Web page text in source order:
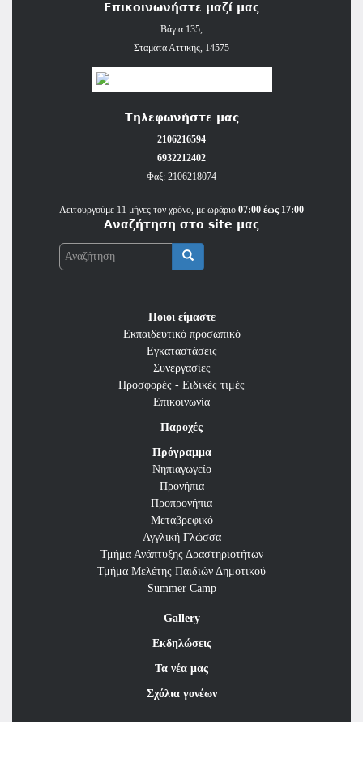
Επικοινωνήστε μαζί μας
Βάγια 135,
Σταμάτα Αττικής, 14575
Τηλεφωνήστε μας
2106216594
6932212402
Φαξ: 2106218074
Λειτουργούμε 11 μήνες τον χρόνο, με ωράριο 07:00 έως 17:00
Αναζήτηση στο site μας
Ποιοι είμαστε
Εκπαιδευτικό προσωπικό
Εγκαταστάσεις
Συνεργασίες
Προσφορές - Ειδικές τιμές
Επικοινωνία
Παροχές
Πρόγραμμα
Νηπιαγωγείο
Προνήπια
Προπρονήπια
Μεταβρεφικό
Αγγλική Γλώσσα
Τμήμα Ανάπτυξης Δραστηριοτήτων
Τμήμα Μελέτης Παιδιών Δημοτικού
Summer Camp
Gallery
Εκδηλώσεις
Τα νέα μας
Σχόλια γονέων